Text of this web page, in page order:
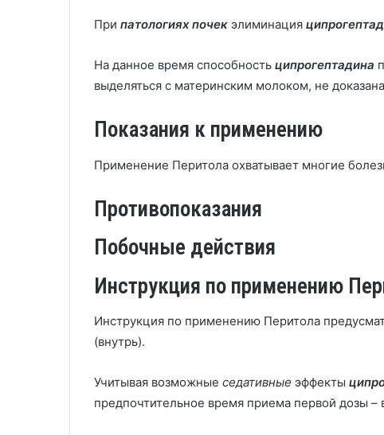
При патологиях почек элиминация
На данное время способность ципрогептадина
выделяться с материнским молоком, не
Показания к применению
Применение Перитола охватывает многие
Противопоказания
Побочные действия
Инструкция по применению
Инструкция по применению Перитола
(внутрь).
Учитывая возможные седативные эффекты
предпочтительное время приема первой дозы –